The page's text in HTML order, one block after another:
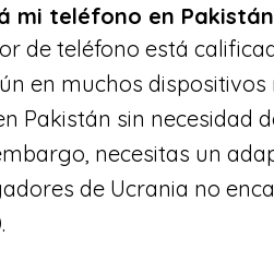
mi teléfono en
de teléfono está
en muchos dispositivos
Pakistán sin necesidad
necesitas un
de Ucrania no